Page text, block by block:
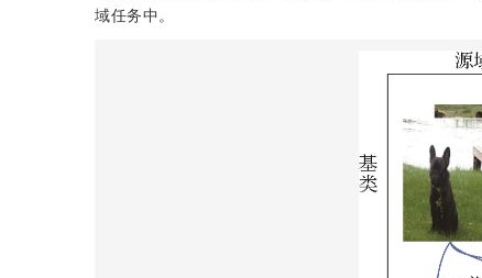
域任务中。